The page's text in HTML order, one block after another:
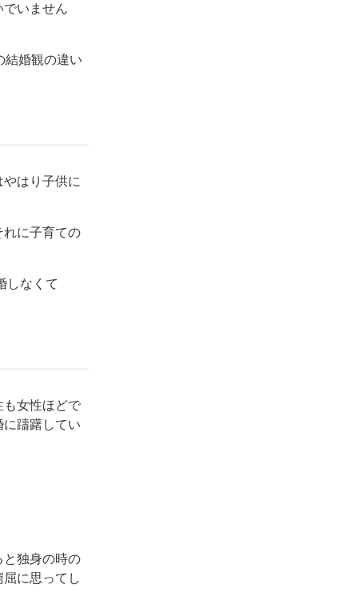
いません
結婚観の違い
はり子供に
れに子育ての
しなくて
も女性ほどで
躊躇してい
と独身の時の
に思ってし